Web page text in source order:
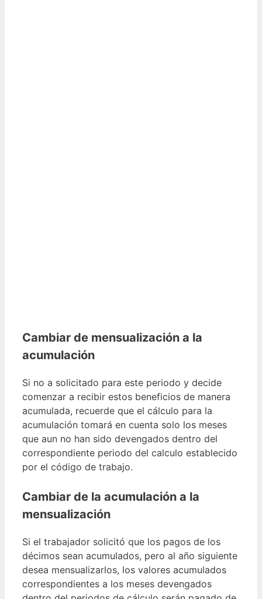
Cambiar de mensualización a la
acumulación
Si no a solicitado para este periodo y decide
comenzar a recibir estos beneficios de manera
acumulada, recuerde que el cálculo para la
acumulación tomará en cuenta solo los meses
que aun no han sido devengados dentro del
correspondiente periodo del calculo establecido
por el código de trabajo.
Cambiar de la acumulación a la
mensualización
Si el trabajador solicitó que los pagos de los
décimos sean acumulados, pero al año siguiente
desea mensualizarlos, los valores acumulados
correspondientes a los meses devengados